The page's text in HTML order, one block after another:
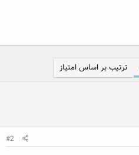
ترتیب بر اساس امتیاز
#2